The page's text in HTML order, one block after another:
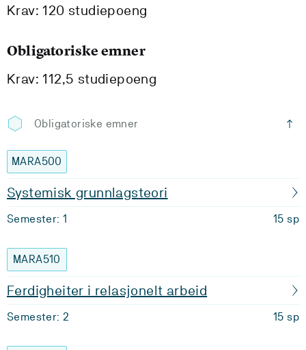
Krav: 120 studiepoeng
Obligatoriske emner
Krav: 112,5 studiepoeng
Obligatoriske emner
MARA500
Systemisk grunnlagsteori
Semester: 1 15 sp
MARA510
Ferdigheiter i relasjonelt arbeid
Semester: 2 15 sp